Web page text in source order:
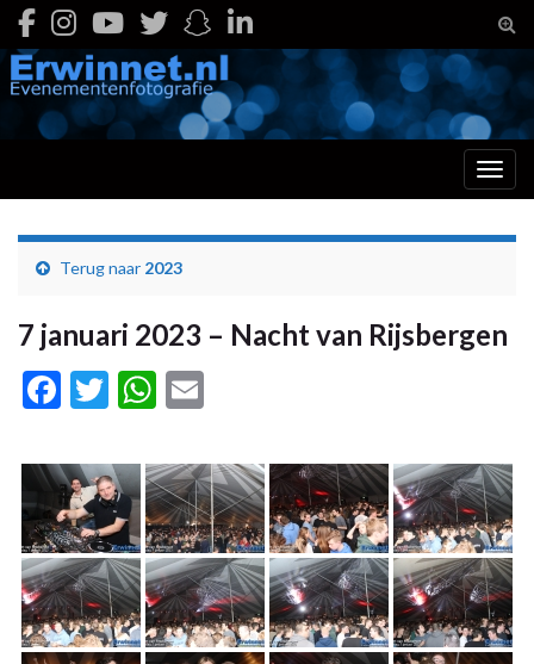
Terug naar 2023
7 januari 2023 – Nacht van Rijsbergen
Facebook
TwitterWhatsApp